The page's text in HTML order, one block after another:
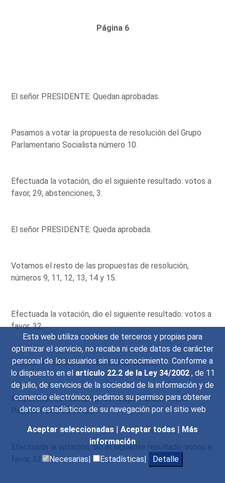
Esta web utiliza cookies de terceros y propias para
optimizar el servicio, no recaba ni cede datos de carácter
personal de los usuarios sin su conocimiento. Conforme a
lo dispuesto en el artículo 22.2 de la Ley 34/2002 , de 11
de julio, de servicios de la sociedad de la información y de
comercio electrónico, pedimos su permiso para obtener
datos estadísticos de su navegación por el sitio web
Aceptar seleccionadas | Aceptar todas | Más
información
Necesarias|
Estadísticas| Detalle
Página 6
El señor PRESIDENTE: Quedan aprobadas.
Pasamos a votar la propuesta de resolución del Grupo
Parlamentario Socialista número 10.
Efectuada la votación, dio el siguiente resultado: votos a
favor, 29; abstenciones, 3.
El señor PRESIDENTE: Queda aprobada.
Votamos el resto de las propuestas de resolución,
números 9, 11, 12, 13, 14 y 15.
Efectuada la votación, dio el siguiente resultado: votos a
favor, 32.
El señor PRESIDENTE: Quedan aprobadas.
Propuestas de resolución del Grupo Parlamentario
Popular números 16 a 21.
Efectuada la votación, dio el siguiente resultado: votos a
favor, 32.